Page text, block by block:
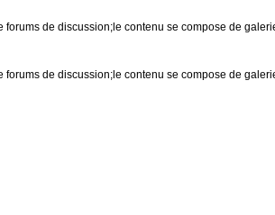
de discussion;le contenu se compose de
de discussion;le contenu se compose de